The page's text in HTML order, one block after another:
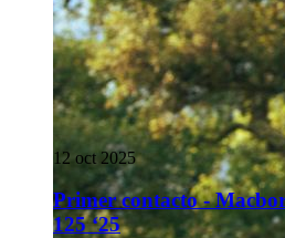
12 oct 2025
Primer contacto -
125 ‘25